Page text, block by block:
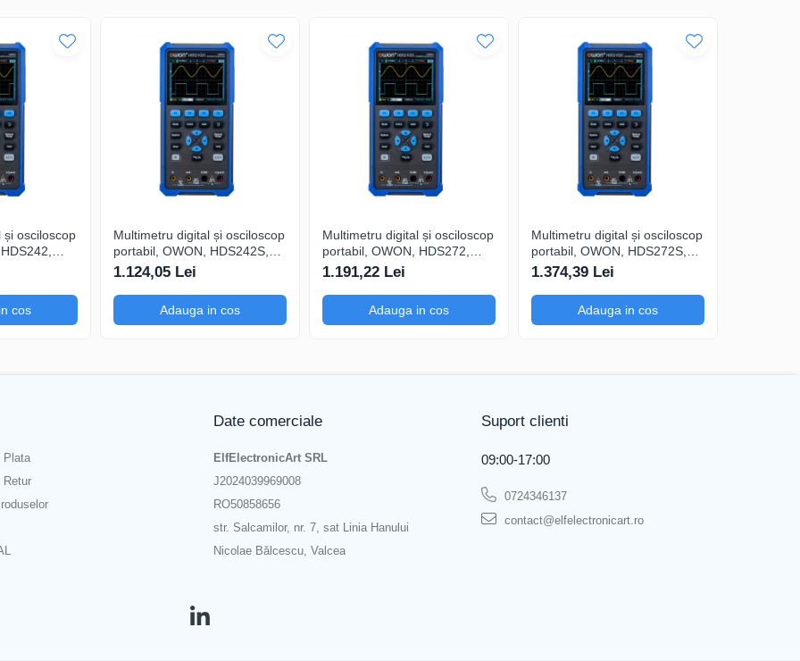
INSTEK GDP-050?
profesioniști care au nevoie de măsurători de precizie și fiabilitate crescută în domeniul electronicii. Alege performanța și
și osciloscop
cos
Multimetru digital și osciloscop
portabil, OWON, HDS242S,
200mV-1kV, 200mA-
1.124,05 Lei
Adauga in cos
Multimetru digital și osciloscop
portabil, OWON, HDS272,
200mV-1kV, 200mA-
1.191,22 Lei
Adauga in cos
Multimetru digital și osciloscop
portabil, OWON, HDS272S,
200mV-1kV, 200mA-
1.374,39 Lei
Adauga in cos
Plata
Retur
Date comerciale
ElfElectronicArt SRL
J2024039969008
RO50858656
str. Salcamilor, nr. 7, sat Linia Hanului
Nicolae Bălcescu, Valcea
Suport clienti
09:00-17:00
0724346137
contact@elfelectronicart.ro